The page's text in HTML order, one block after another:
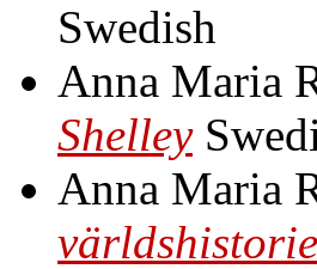
Swedish
Anna Maria
Shelley
Anna Maria